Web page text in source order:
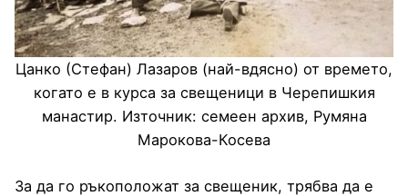
Цанко (Стефан) Лазаров (най-вдясно) от времето,
когато е в курса за свещеници в Черепишкия
манастир. Източник: семеен архив, Румяна
Марокова-Косева
За да го ръкоположат за свещеник, трябва да е